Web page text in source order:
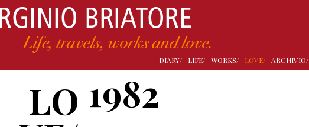
DIARY/ LIFE/ WORKS/ LOVE/ ARCHIVIO/
LO 1982